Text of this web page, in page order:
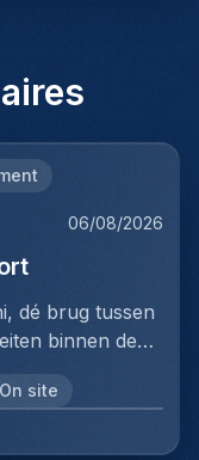
06/08/2026
dé brug tussen
binnen de
in diverse
streven
On site